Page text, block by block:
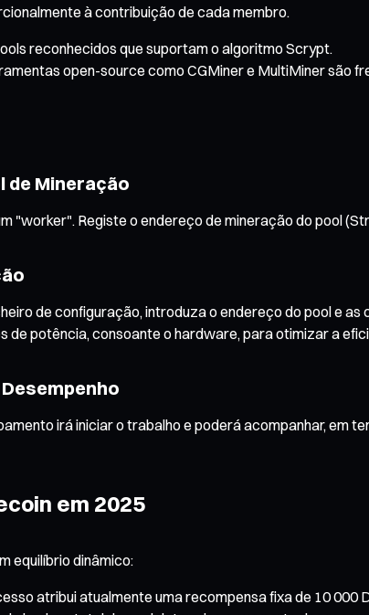
à contribuição de cada membro.
reconhecidos que suportam o algoritmo Scrypt.
open-source como CGMiner e MultiMiner são
de Mineração
"worker". Registe o endereço de mineração do pool
de configuração, introduza o endereço do pool e
potência, consoante o hardware, para otimizar a
irá iniciar o trabalho e poderá acompanhar, em
em 2025
equilíbrio dinâmico:
atribui atualmente uma recompensa fixa de 10 000